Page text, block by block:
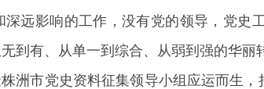
远影响的工作，没有党的领导，党史
到有、从单一到综合、从弱到强的华丽
洲市党史资料征集领导小组应运而生